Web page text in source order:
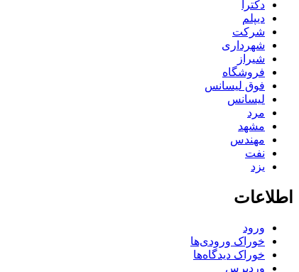
دکترا
دیپلم
شرکت
شهرداری
شیراز
فروشگاه
فوق لیسانس
لیسانس
مرد
مشهد
مهندس
نفت
یزد
اطلاعات
ورود
خوراک ورودی‌ها
خوراک دیدگاه‌ها
وردپرس